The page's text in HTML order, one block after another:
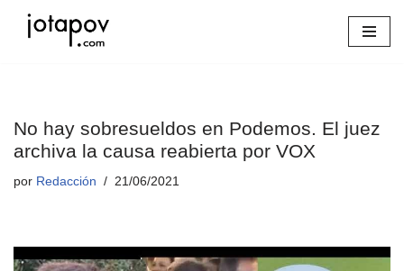
No hay sobresueldos en Podemos. El juez
archiva la causa reabierta por VOX
por Redacción 21/06/2021